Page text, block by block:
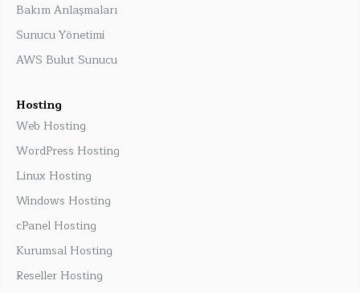
Bakım Anlaşmaları
Sunucu Yönetimi
AWS Bulut Sunucu
Hosting
Web Hosting
WordPress Hosting
Linux Hosting
Windows Hosting
cPanel Hosting
Kurumsal Hosting
Reseller Hosting